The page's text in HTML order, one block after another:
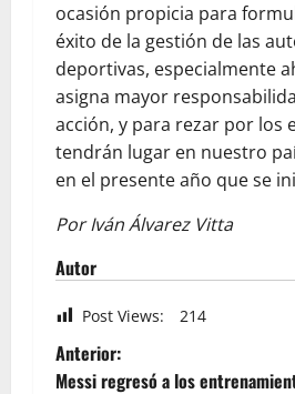
ocasión propicia para
éxito de la gestión de las
deportivas, especialmente
asigna mayor
acción, y para rezar por los
tendrán lugar en nuestro
en el presente año que se
Por Iván Álvarez Vitta
Autor
Post Views: 214
Anterior:
Messi regresó a los